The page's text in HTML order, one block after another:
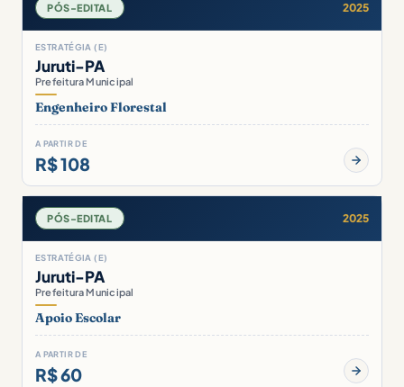
PÓS-EDITAL 2025
ESTRATÉGIA (E)
Juruti-PA
Prefeitura Municipal
Engenheiro Florestal
A PARTIR DE
R$ 108
PÓS-EDITAL 2025
ESTRATÉGIA (E)
Juruti-PA
Prefeitura Municipal
Apoio Escolar
A PARTIR DE
R$ 60